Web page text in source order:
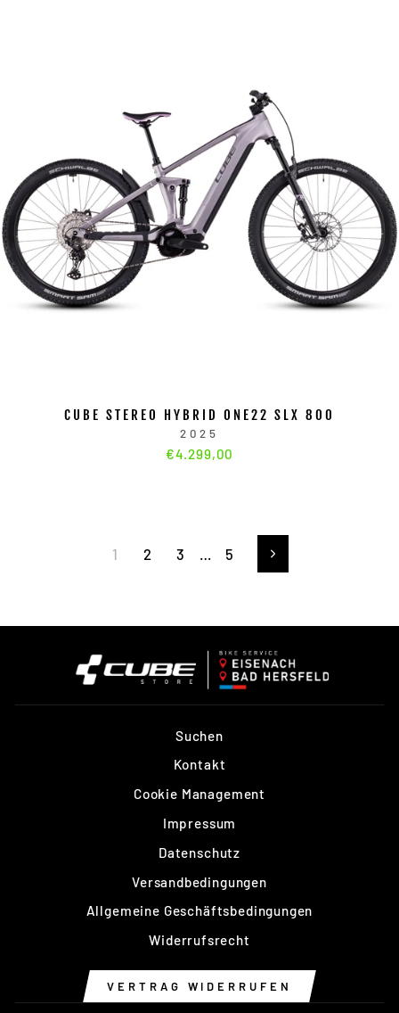
CUBE STEREO HYBRID ONE22 SLX 800
2025
€4.299,00
1 2 3 … 5 Vorwärts
Suchen
Kontakt
Cookie Management
Impressum
Datenschutz
Versandbedingungen
Allgemeine Geschäftsbedingungen
Widerrufsrecht
VERTRAG WIDERRUFEN